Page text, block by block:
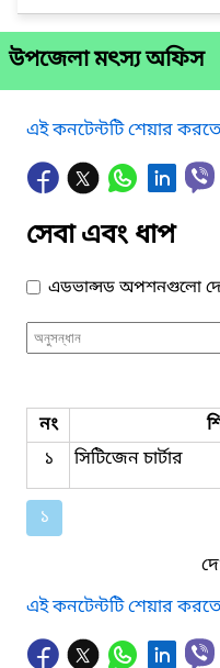
উপজেলা মৎস্য অফিস
এই কনটেন্টটি শেয়ার
সেবা এবং ধাপ
এডভান্সড অপশনগুলো
নং
১
সিটিজেন চার্টার
১
এই কনটেন্টটি শেয়ার